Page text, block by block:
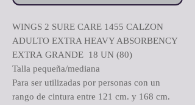
WINGS 2 SURE CARE 1455 CALZON
ADULTO EXTRA HEAVY ABSORBENCY
EXTRA GRANDE 18 UN (80)
Talla pequeña/mediana
Para ser utilizadas por personas con un
rango de cintura entre 121 cm. y 168 cm.